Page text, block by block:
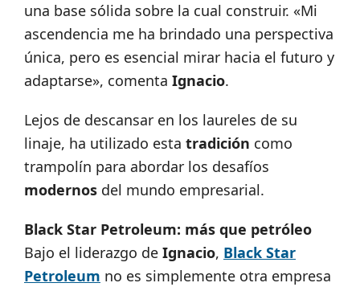
una base sólida sobre la cual construir. «Mi
ascendencia me ha brindado una perspectiva
única, pero es esencial mirar hacia el futuro y
adaptarse», comenta Ignacio.
Lejos de descansar en los laureles de su
linaje, ha utilizado esta tradición como
trampolín para abordar los desafíos
modernos del mundo empresarial.
Black Star Petroleum: más que petróleo
Bajo el liderazgo de Ignacio, Black Star
Petroleum no es simplemente otra empresa